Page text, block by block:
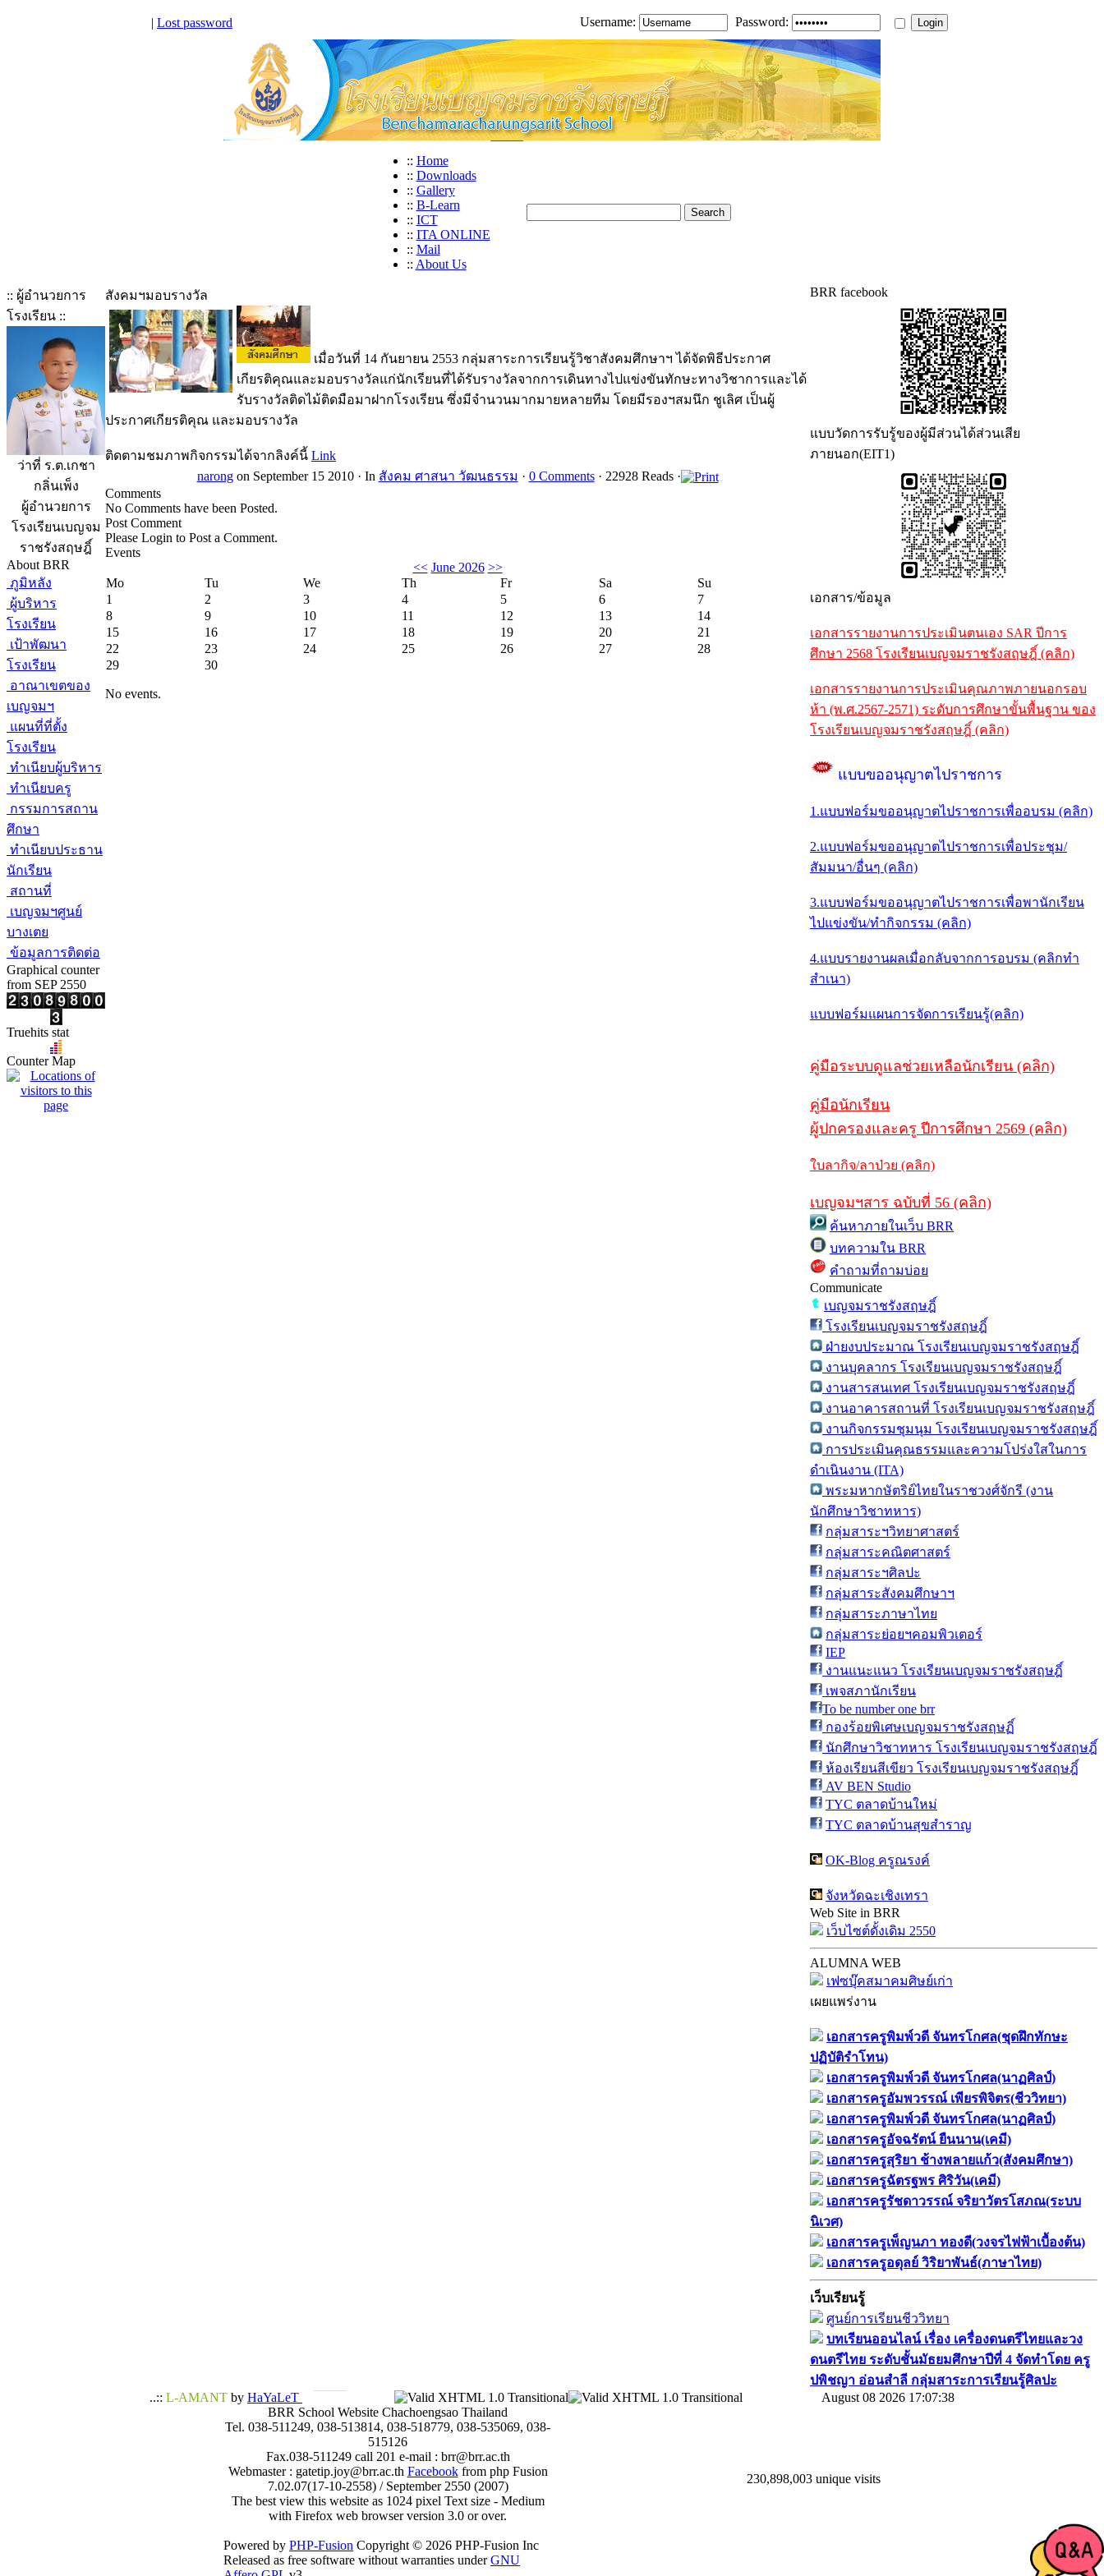
| Lost password Username: Password:
:: Home
:: Downloads
:: Gallery
:: B-Learn
:: ICT
:: ITA ONLINE
:: Mail
:: About Us
:: ผู้อำนวยการ
โรงเรียน ::
ว่าที่ ร.ต.เกชา
กลิ่นเพ็ง
ผู้อำนวยการ
โรงเรียนเบญจม
ราชรังสฤษฎิ์
About BRR
ภูมิหลัง
ผู้บริหาร
โรงเรียน
เป้าพัฒนา
โรงเรียน
อาณาเขตของ
เบญจมฯ
แผนที่ที่ตั้ง
โรงเรียน
ทำเนียบผู้บริหาร
ทำเนียบครู
กรรมการสถาน
ศึกษา
ทำเนียบประธาน
นักเรียน
สถานที่
เบญจมฯศูนย์
บางเตย
ข้อมูลการติดต่อ
Graphical counter
from SEP 2550
Truehits stat
Counter Map
สังคมฯมอบรางวัล
เมื่อวันที่ 14 กันยายน 2553 กลุ่มสาระการเรียนรู้วิชาสังคมศึกษาฯ ได้จัดพิธีประกาศ
เกียรติคุณและมอบรางวัลแก่นักเรียนที่ได้รับรางวัลจากการเดินทางไปแข่งขันทักษะทางวิชาการและได้
รับรางวัลติดไม้ติดมือมาฝากโรงเรียน ซึ่งมีจำนวนมากมายหลายทีม โดยมีรองฯสมนึก ชูเลิศ เป็นผู้
ประกาศเกียรติคุณ และมอบรางวัล
ติดตามชมภาพกิจกรรมได้จากลิงค์นี้ Link
narongon September 15 2010 · In สังคม ศาสนา วัฒนธรรม · 0 Comments· 22928 Reads ·
Comments
No Comments have been Posted.
Post Comment
Please Login to Post a Comment.
Events
<< June 2026 >>
Mo
Tu We Th Fr Sa
Su
1
2 3 4 5 6
7
8
9 10 11 12 13
14
15
16 17 18 19 20
21
22
23 24 25 26 27
28
29
30
No events.
BRR facebook
แบบวัดการรับรู้ของผู้มีส่วนได้ส่วนเสีย
ภายนอก(EIT1)
เอกสาร/ข้อมูล
เอกสารรายงานการประเมินตนเอง SAR ปีการ
ศึกษา 2568 โรงเรียนเบญจมราชรังสฤษฎิ์ (คลิก)
เอกสารรายงานการประเมินคุณภาพภายนอกรอบ
ห้า (พ.ศ.2567-2571) ระดับการศึกษาขั้นพื้นฐาน ของ
โรงเรียนเบญจมราชรังสฤษฎิ์ (คลิก)
แบบขออนุญาตไปราชการ
1.แบบฟอร์มขออนุญาตไปราชการเพื่ออบรม (คลิก)
2.แบบฟอร์มขออนุญาตไปราชการเพื่อประชุม/
สัมมนา/อื่นๆ (คลิก)
3.แบบฟอร์มขออนุญาตไปราชการเพื่อพานักเรียน
ไปแข่งขัน/ทำกิจกรรม (คลิก)
4.แบบรายงานผลเมื่อกลับจากการอบรม (คลิกทำ
สำเนา)
แบบฟอร์มแผนการจัดการเรียนรู้(คลิก)
คู่มือระบบดูแลช่วยเหลือนักเรียน (คลิก)
คู่มือนักเรียน
ผู้ปกครองและครู ปีการศึกษา 2569 (คลิก)
ใบลากิจ/ลาป่วย (คลิก)
เบญจมฯสาร ฉบับที่ 56 (คลิก)
ค้นหาภายในเว็บ BRR
บทความใน BRR
คำถามที่ถามบ่อย
Communicate
เบญจมราชรังสฤษฎิ์
โรงเรียนเบญจมราชรังสฤษฎิ์
ฝ่ายงบประมาณ โรงเรียนเบญจมราชรังสฤษฎิ์
งานบุคลากร โรงเรียนเบญจมราชรังสฤษฎิ์
งานสารสนเทศ โรงเรียนเบญจมราชรังสฤษฎิ์
งานอาคารสถานที่ โรงเรียนเบญจมราชรังสฤษฎิ์
งานกิจกรรมชุมนุม โรงเรียนเบญจมราชรังสฤษฎิ์
การประเมินคุณธรรมและความโปร่งใสในการ
ดำเนินงาน (ITA)
พระมหากษัตริย์ไทยในราชวงศ์จักรี (งาน
นักศึกษาวิชาทหาร)
กลุ่มสาระฯวิทยาศาสตร์
กลุ่มสาระคณิตศาสตร์
กลุ่มสาระฯศิลปะ
กลุ่มสาระสังคมศึกษาฯ
กลุ่มสาระภาษาไทย
กลุ่มสาระย่อยฯคอมพิวเตอร์
IEP
งานแนะแนว โรงเรียนเบญจมราชรังสฤษฎิ์
เพจสภานักเรียน
To be number one brr
กองร้อยพิเศษเบญจมราชรังสฤษฏิ์
นักศึกษาวิชาทหาร โรงเรียนเบญจมราชรังสฤษฎิ์
ห้องเรียนสีเขียว โรงเรียนเบญจมราชรังสฤษฎิ์
AV BEN Studio
TYC ตลาดบ้านใหม่
TYC ตลาดบ้านสุขสำราญ
OK-Blog ครูณรงค์
จังหวัดฉะเชิงเทรา
Web Site in BRR
เว็บไซต์ดั้งเดิม 2550
ALUMNA WEB
เฟซบุ๊คสมาคมศิษย์เก่า
เผยแพร่งาน
เอกสารครูพิมพ์วดี จันทรโกศล(ชุดฝึกทักษะ
ปฏิบัติรำโทน)
เอกสารครูพิมพ์วดี จันทรโกศล(นาฏศิลป์)
เอกสารครูอัมพวรรณ์ เพียรพิจิตร(ชีววิทยา)
เอกสารครูพิมพ์วดี จันทรโกศล(นาฏศิลป์)
เอกสารครูอัจฉรัตน์ ยืนนาน(เคมี)
เอกสารครูสุริยา ช้างพลายแก้ว(สังคมศึกษา)
เอกสารครูฉัตรฐพร ศิริวัน(เคมี)
เอกสารครูรัชดาวรรณ์ จริยาวัตรโสภณ(ระบบ
นิเวศ)
เอกสารครูเพ็ญนภา ทองดี(วงจรไฟฟ้าเบื้องต้น)
เอกสารครูอดุลย์ วิริยาพันธ์(ภาษาไทย)
เว็บเรียนรู้
ศูนย์การเรียนชีววิทยา
บทเรียนออนไลน์​ เรื่อง​ เครื่องดนตรีไทยและวง
ดนตรีไทย​ ระดับชั้นมัธยมศึกษาปีที่​ 4​ จัดทำโดย​ ครู
ปพิชญา​ อ่อนสำลี​ กลุ่มสาระการเรียนรู้ศิลปะ
..:: L-AMANT by HaYaLeT
August 08 2026 17:07:38
BRR School Website Chachoengsao Thailand
Tel. 038-511249, 038-513814, 038-518779, 038-535069, 038-
515126
Fax.038-511249 call 201 e-mail : brr@brr.ac.th
Webmaster : gatetip.joy@brr.ac.th Facebookfrom php Fusion
7.02.07(17-10-2558) / September 2550 (2007)
The best view this website as 1024 pixel Text size - Medium
with Firefox web browser version 3.0 or over.
Powered by PHP-Fusion Copyright © 2026 PHP-Fusion Inc
Released as free software without warranties underGNU
230,898,003 unique visits